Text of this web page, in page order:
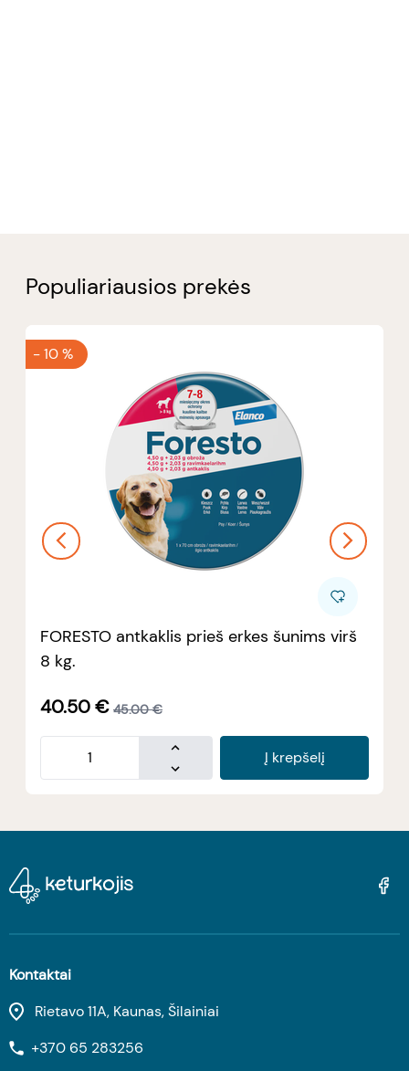
Populiariausios prekės
-10 %
FORESTO antkaklis prieš erkes šunims virš
8 kg.
40.50€ 45.00 €
Į krepšelį
Kontaktai
Rietavo 11A, Kaunas, Šilainiai
+370 65 283256